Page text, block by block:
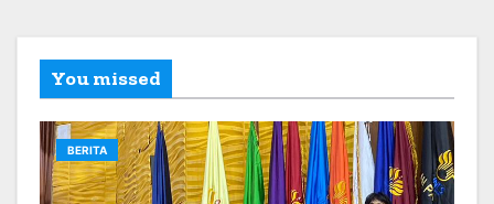
You missed
BERITA